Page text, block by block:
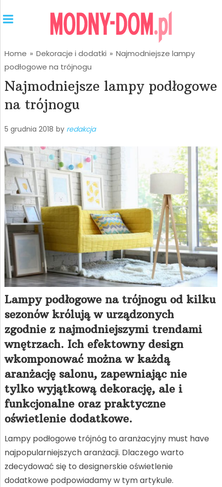
Home » Dekoracje i dodatki » Najmodniejsze lampy
podłogowe na trójnogu
Najmodniejsze lampy podłogowe
na trójnogu
5 grudnia 2018 by redakcja
Lampy podłogowe na trójnogu od kilku
sezonów królują w urządzonych
zgodnie z najmodniejszymi trendami
wnętrzach. Ich efektowny design
wkomponować można w każdą
aranżację salonu, zapewniając nie
tylko wyjątkową dekorację, ale i
funkcjonalne oraz praktyczne
oświetlenie dodatkowe.
Lampy podłogowe trójnóg to aranżacyjny must have
najpopularniejszych aranżacji. Dlaczego warto
zdecydować się to designerskie oświetlenie
dodatkowe podpowiadamy w tym artykule.